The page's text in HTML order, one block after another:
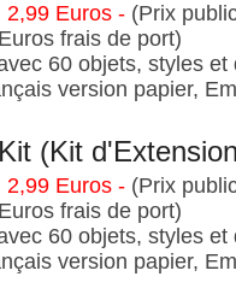
Euros - (Prix
frais de port)
60 objets, styles et
version papier,
(Kit
Euros - (Prix
frais de port)
60 objets, styles et
version papier,